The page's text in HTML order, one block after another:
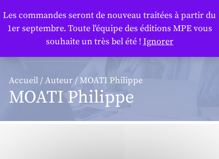
Accueil/Auteur/ MOATI Philippe
MOATI Philippe
Les commandes seront de nouveau traitées à partir du
1er septembre. Toute l'équipe des éditions MPE vous
souhaite un très bel été ! Ignorer